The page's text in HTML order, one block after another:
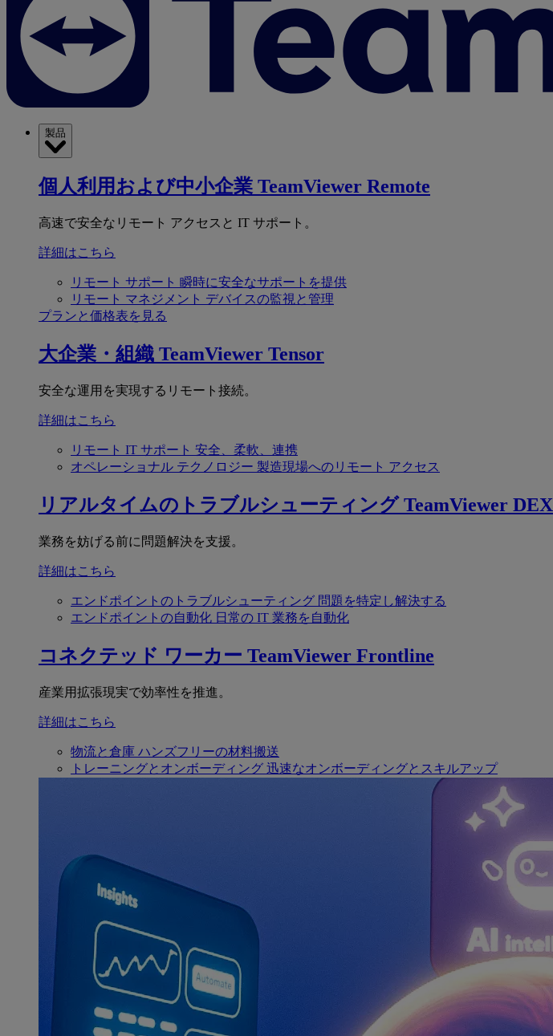
製品
個人利用および中小企業 TeamViewer Remote
高速で安全なリモート アクセスと IT サポート。
詳細はこちら
リモート サポート 瞬時に安全なサポートを提供
リモート マネジメント デバイスの監視と管理
プランと価格表を見る
大企業・組織 TeamViewer Tensor
安全な運用を実現するリモート接続。
詳細はこちら
リモート IT サポート 安全、柔軟、連携
オペレーショナル テクノロジー 製造現場へのリモート アクセス
リアルタイムのトラブルシューティング TeamViewer DEX
業務を妨げる前に問題解決を支援。
詳細はこちら
エンドポイントのトラブルシューティング 問題を特定し解決する
エンドポイントの自動化 日常の IT 業務を自動化
コネクテッド ワーカー TeamViewer Frontline
産業用拡張現実で効率性を推進。
詳細はこちら
物流と倉庫 ハンズフリーの材料搬送
トレーニングとオンボーディング 迅速なオンボーディングとスキルアップ